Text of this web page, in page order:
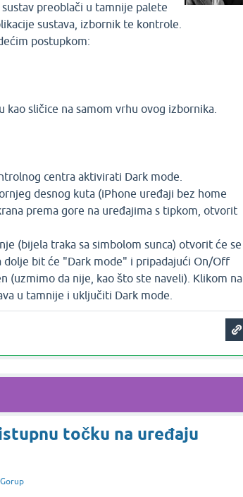
preoblači u tamnije palete
sustava, izbornik te kontrole.
postupkom:
sličice na samom vrhu ovog izbornika.
centra aktivirati Dark mode.
desnog kuta (iPhone uređaji bez home
prema gore na uređajima s tipkom, otvorit
(bijela traka sa simbolom sunca) otvorit će se
bit će "Dark mode" i pripadajući On/Off
(uzmimo da nije, kao što ste naveli). Klikom na
u tamnije i uključiti Dark mode.
točku na uređaju